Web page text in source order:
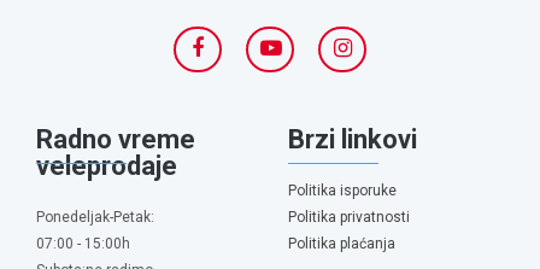
Radno vreme
veleprodaje
Ponedeljak-Petak:
07:00 - 15:00h
Brzi linkovi
Politika isporuke
Politika privatnosti
Politika plaćanja